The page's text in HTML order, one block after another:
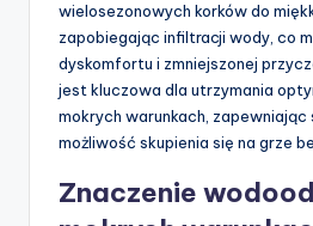
wielosezonowych korków do
zapobiegając infiltracji wody, co
dyskomfortu i zmniejszonej
jest kluczowa dla utrzymania
mokrych warunkach,
możliwość skupienia się na grze
Znaczenie